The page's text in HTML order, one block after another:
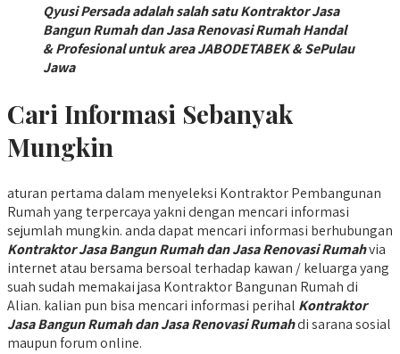
Qyusi Persada adalah salah satu Kontraktor Jasa
Bangun Rumah dan Jasa Renovasi Rumah Handal
& Profesional untuk area JABODETABEK & SePulau
Jawa
Cari Informasi Sebanyak
Mungkin
aturan pertama dalam menyeleksi Kontraktor Pembangunan
Rumah yang terpercaya yakni dengan mencari informasi
sejumlah mungkin. anda dapat mencari informasi berhubungan
Kontraktor Jasa Bangun Rumah dan Jasa Renovasi Rumahvia
internet atau bersama bersoal terhadap kawan / keluarga yang
suah sudah memakai jasa Kontraktor Bangunan Rumah di
Alian. kalian pun bisa mencari informasi perihal Kontraktor
Jasa Bangun Rumah dan Jasa Renovasi Rumahdi sarana sosial
maupun forum online.